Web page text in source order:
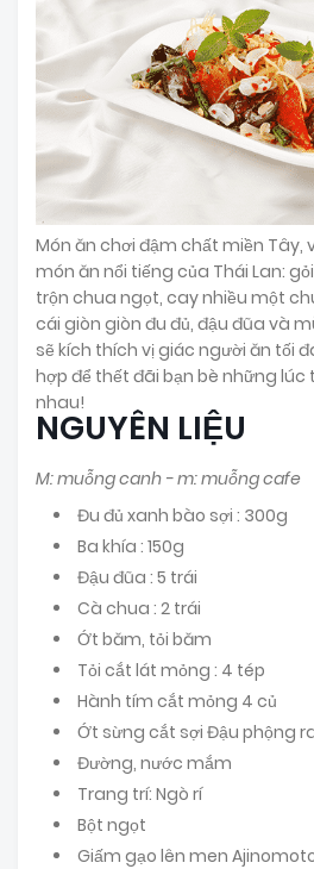
Món ăn chơi đậm chất miền
món ăn nổi tiếng của Thái Lan:
trộn chua ngọt, cay nhiều một
cái giòn giòn đu đủ, đậu đũa và
sẽ kích thích vị giác người ăn tối
hợp để thết đãi bạn bè những
nhau!
NGUYÊN LIỆU
M: muỗng canh - m: muỗng cafe
Đu đủ xanh bào sợi : 300g
Ba khía : 150g
Đậu đũa : 5 trái
Cà chua : 2 trái
Ớt băm, tỏi băm
Tỏi cắt lát mỏng : 4 tép
Hành tím cắt mỏng 4 củ
Ớt sừng cắt sợi Đậu phộng
Đường, nước mắm
Trang trí: Ngò rí
Bột ngọt
Giấm gạo lên men